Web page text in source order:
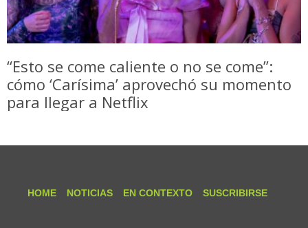
“Esto se come caliente o no se come”:
cómo ‘Carísima’ aprovechó su momento
para llegar a Netflix
HOME NOTICIAS EN CONTEXTO SUSCRIBIRSE